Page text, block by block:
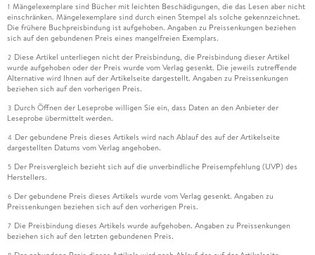
1 Mängelexemplare sind Bücher mit leichten Beschädigungen, die das Lesen aber nicht
einschränken. Mängelexemplare sind durch einen Stempel als solche gekennzeichnet.
Die frühere Buchpreisbindung ist aufgehoben. Angaben zu Preissenkungen beziehen
sich auf den gebundenen Preis eines mangelfreien Exemplars.
2 Diese Artikel unterliegen nicht der Preisbindung, die Preisbindung dieser Artikel
wurde aufgehoben oder der Preis wurde vom Verlag gesenkt. Die jeweils zutreffende
Alternative wird Ihnen auf der Artikelseite dargestellt. Angaben zu Preissenkungen
beziehen sich auf den vorherigen Preis.
3 Durch Öffnen der Leseprobe willigen Sie ein, dass Daten an den Anbieter der
Leseprobe übermittelt werden.
4 Der gebundene Preis dieses Artikels wird nach Ablauf des auf der Artikelseite
dargestellten Datums vom Verlag angehoben.
5 Der Preisvergleich bezieht sich auf die unverbindliche Preisempfehlung (UVP) des
Herstellers.
6 Der gebundene Preis dieses Artikels wurde vom Verlag gesenkt. Angaben zu
Preissenkungen beziehen sich auf den vorherigen Preis.
7 Die Preisbindung dieses Artikels wurde aufgehoben. Angaben zu Preissenkungen
beziehen sich auf den letzten gebundenen Preis.